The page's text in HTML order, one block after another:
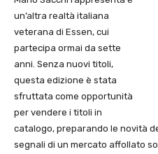
un’altra realtà italiana
veterana di Essen, cui
partecipa ormai da sette
anni. Senza nuovi titoli,
questa edizione è stata
sfruttata come opportunità
per vendere i titoli in
catalogo, preparando le novità
segnali di un mercato affollato